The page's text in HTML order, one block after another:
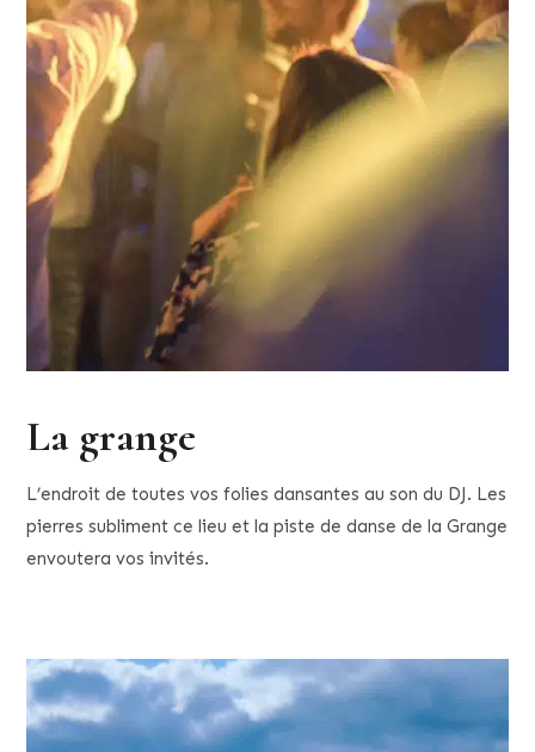
La grange
L’endroit de toutes vos folies dansantes au son du DJ. Les
pierres subliment ce lieu et la piste de danse de la Grange
envoutera vos invités.